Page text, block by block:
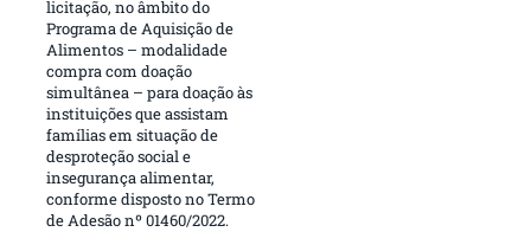
licitação, no âmbito do
Programa de Aquisição de
Alimentos – modalidade
compra com doação
simultânea – para doação às
instituições que assistam
famílias em situação de
desproteção social e
insegurança alimentar,
conforme disposto no Termo
de Adesão nº 01460/2022.